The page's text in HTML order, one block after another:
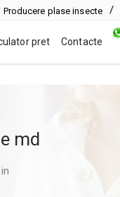
Producere plase insecte
pret Contacte
md